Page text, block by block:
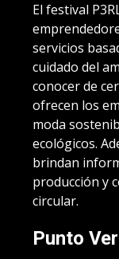
El festival
servicios
cuidado del
conocer de
ofrecen los
moda
ecológicos.
brindan
producción y
circular.
Punto